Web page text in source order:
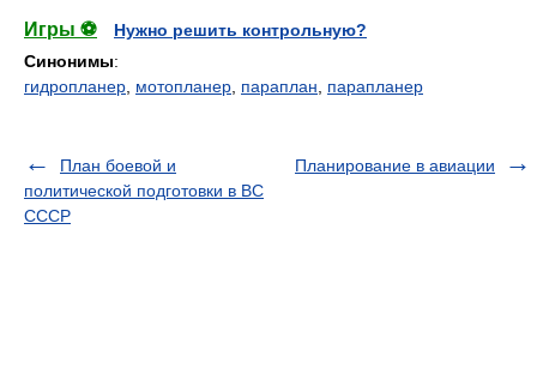
Игры ⚽
Нужно решить контрольную?
Синонимы:
гидропланер мотопланер параплан парапланер
План боевой и
политической подготовки в ВС
СССР
Планирование в авиации